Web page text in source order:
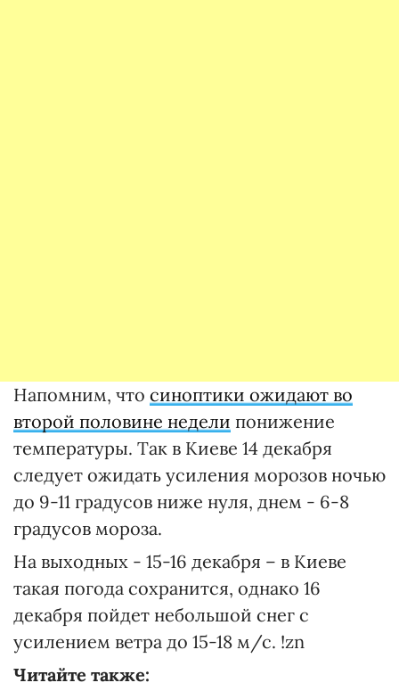
Напомним, что синоптики ожидают во
второй половине недели понижение
температуры. Так в Киеве 14 декабря
следует ожидать усиления морозов ночью
до 9-11 градусов ниже нуля, днем - 6-8
градусов мороза.
На выходных - 15-16 декабря – в Киеве
такая погода сохранится, однако 16
декабря пойдет небольшой снег с
усилением ветра до 15-18 м/с. !zn
Читайте также: